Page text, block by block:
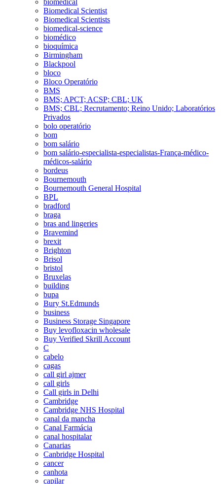
Biomedical Scientist
Biomedical Scientists
biomedical-science
biomédico
bioquímica
Birmingham
Blackpool
bloco
Bloco Operatório
BMS
BMS; APCT; ACSP; CBL; UK
BMS; CBL; Recrutamento; Reino Unido; Laboratórios
Privados
bolo operatório
bom
bom salário
bom salário-especialista-especialistas-França-médico-
médicos-salário
bordeus
Bournemouth
Bournemouth General Hospital
BPL
bradford
braga
bras and lingeries
Bravemind
brexit
Brighton
Brisol
bristol
Bruxelas
building
bupa
Bury St.Edmunds
business
Business Storage Singapore
Buy levofloxacin wholesale
Buy Verified Skrill Account
C
cabelo
cagas
call girl ajmer
call girls
Call girls in Delhi
Cambridge
Cambridge NHS Hospital
canal da mancha
Canal Farmácia
canal hospitalar
Canarias
Canbridge Hospital
cancer
canhota
capilar